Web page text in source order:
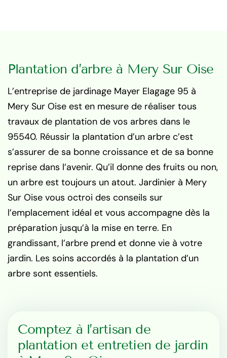
Plantation d’arbre à Mery Sur Oise
L’entreprise de jardinage Mayer Elagage 95 à
Mery Sur Oise est en mesure de réaliser tous
travaux de plantation de vos arbres dans le
95540. Réussir la plantation d’un arbre c’est
s’assurer de sa bonne croissance et de sa bonne
reprise dans l’avenir. Qu’il donne des fruits ou non,
un arbre est toujours un atout. Jardinier à Mery
Sur Oise vous octroi des conseils sur
l’emplacement idéal et vous accompagne dès la
préparation jusqu’à la mise en terre. En
grandissant, l’arbre prend et donne vie à votre
jardin. Les soins accordés à la plantation d’un
arbre sont essentiels.
Comptez à l’artisan de
plantation et entretien de jardin